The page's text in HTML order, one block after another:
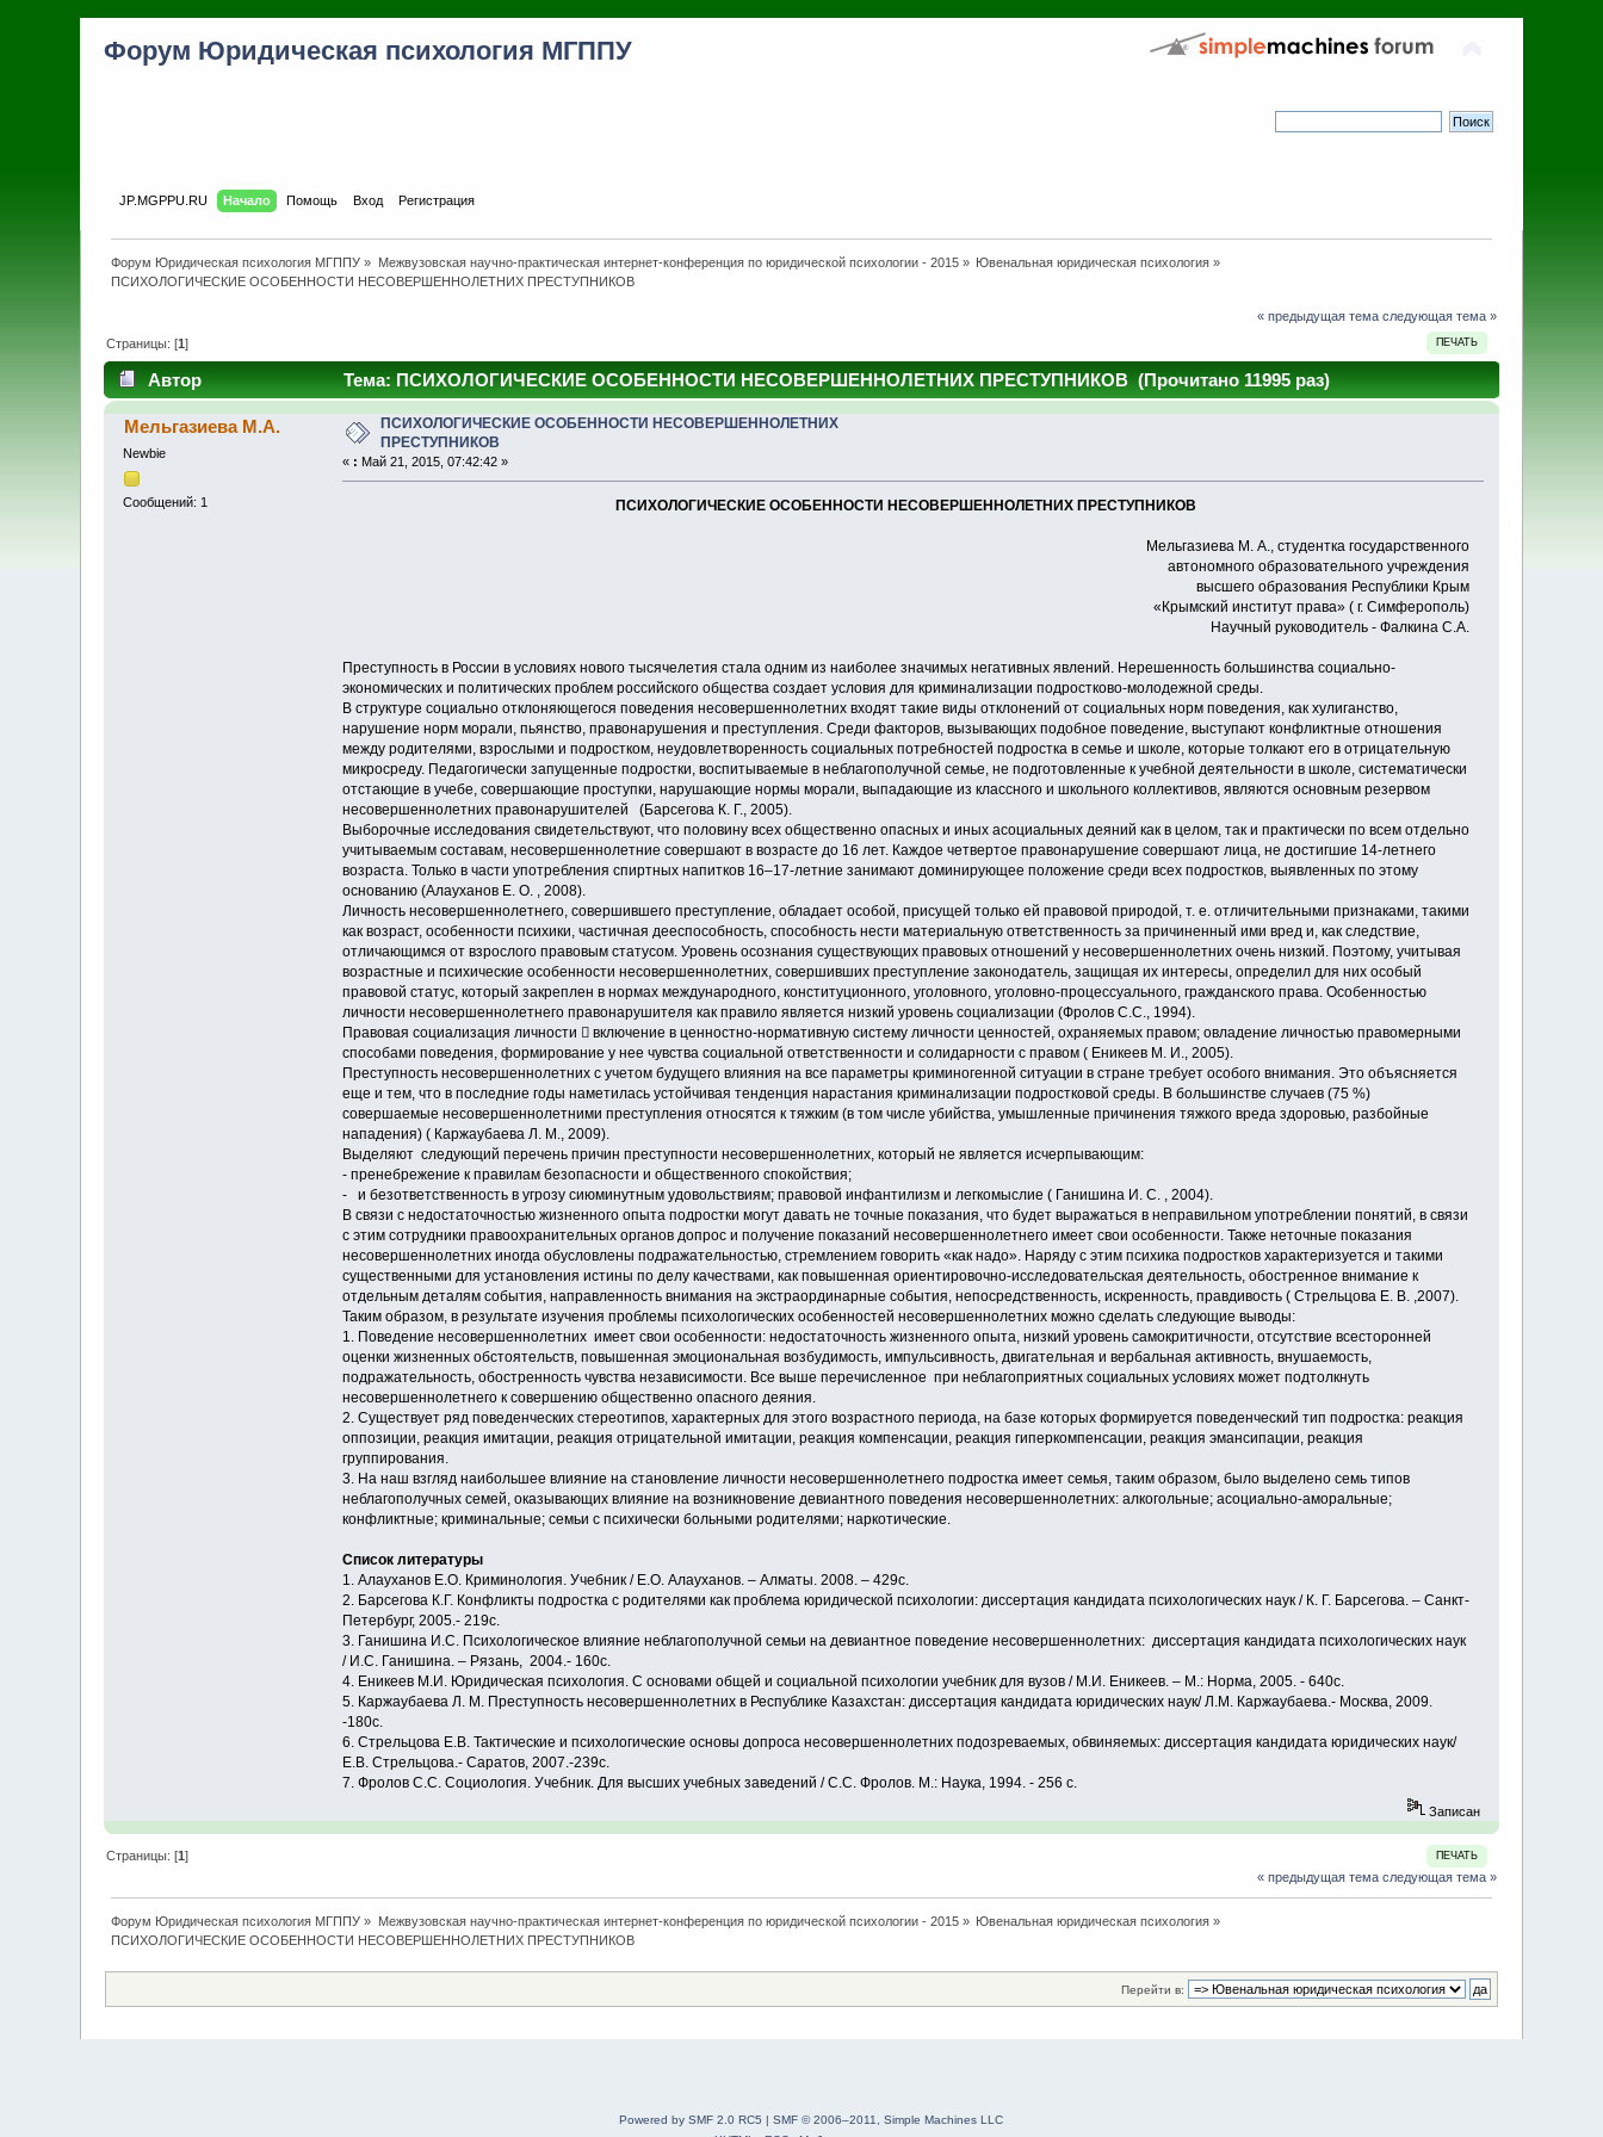
Форум Юридическая психология МГППУ
JP.MGPPU.RU Начало Помощь Вход Регистрация
Форум Юридическая психология МГППУ » Межвузовская научно-практическая интернет-конференция по юридической психологии - 2015» Ювенальная юридическая психология »
ПСИХОЛОГИЧЕСКИЕ ОСОБЕННОСТИ НЕСОВЕРШЕННОЛЕТНИХ ПРЕСТУПНИКОВ
« предыдущая тема следующая тема »
ПЕЧАТЬ
Страницы: [1]
Автор Тема: ПСИХОЛОГИЧЕСКИЕ ОСОБЕННОСТИ НЕСОВЕРШЕННОЛЕТНИХ ПРЕСТУПНИКОВ (Прочитано 11995 раз)
Мельгазиева М.А.
Newbie
Сообщений: 1
ПСИХОЛОГИЧЕСКИЕ ОСОБЕННОСТИ НЕСОВЕРШЕННОЛЕТНИХ
ПРЕСТУПНИКОВ
« : Май 21, 2015, 07:42:42 »
ПСИХОЛОГИЧЕСКИЕ ОСОБЕННОСТИ НЕСОВЕРШЕННОЛЕТНИХ ПРЕСТУПНИКОВ
Мельгазиева М. А., студентка государственного
автономного образовательного учреждения
высшего образования Республики Крым
«Крымский институт права» ( г. Симферополь)
Научный руководитель - Фалкина С.А.
Преступность в России в условиях нового тысячелетия стала одним из наиболее значимых негативных явлений. Нерешенность большинства социально-
экономических и политических проблем российского общества создает условия для криминализации подростково-молодежной среды.
В структуре социально отклоняющегося поведения несовершеннолетних входят такие виды отклонений от социальных норм поведения, как хулиганство,
нарушение норм морали, пьянство, правонарушения и преступления. Среди факторов, вызывающих подобное поведение, выступают конфликтные отношения
между родителями, взрослыми и подростком, неудовлетворенность социальных потребностей подростка в семье и школе, которые толкают его в отрицательную
микросреду. Педагогически запущенные подростки, воспитываемые в неблагополучной семье, не подготовленные к учебной деятельности в школе, систематически
отстающие в учебе, совершающие проступки, нарушающие нормы морали, выпадающие из классного и школьного коллективов, являются основным резервом
несовершеннолетних правонарушителей (Барсегова К. Г., 2005).
Выборочные исследования свидетельствуют, что половину всех общественно опасных и иных асоциальных деяний как в целом, так и практически по всем отдельно
учитываемым составам, несовершеннолетние совершают в возрасте до 16 лет. Каждое четвертое правонарушение совершают лица, не достигшие 14-летнего
возраста. Только в части употребления спиртных напитков 16–17-летние занимают доминирующее положение среди всех подростков, выявленных по этому
основанию (Алауханов Е. О. , 2008).
Личность несовершеннолетнего, совершившего преступление, обладает особой, присущей только ей правовой природой, т. е. отличительными признаками, такими
как возраст, особенности психики, частичная дееспособность, способность нести материальную ответственность за причиненный ими вред и, как следствие,
отличающимся от взрослого правовым статусом. Уровень осознания существующих правовых отношений у несовершеннолетних очень низкий. Поэтому, учитывая
возрастные и психические особенности несовершеннолетних, совершивших преступление законодатель, защищая их интересы, определил для них особый
правовой статус, который закреплен в нормах международного, конституционного, уголовного, уголовно-процессуального, гражданского права. Особенностью
личности несовершеннолетнего правонарушителя как правило является низкий уровень социализации (Фролов С.С., 1994).
Правовая социализация личности  включение в ценностно-нормативную систему личности ценностей, охраняемых правом; овладение личностью правомерными
способами поведения, формирование у нее чувства социальной ответственности и солидарности с правом ( Еникеев М. И., 2005).
Преступность несовершеннолетних с учетом будущего влияния на все параметры криминогенной ситуации в стране требует особого внимания. Это объясняется
еще и тем, что в последние годы наметилась устойчивая тенденция нарастания криминализации подростковой среды. В большинстве случаев (75 %)
совершаемые несовершеннолетними преступления относятся к тяжким (в том числе убийства, умышленные причинения тяжкого вреда здоровью, разбойные
нападения) ( Каржаубаева Л. М., 2009).
Выделяют следующий перечень причин преступности несовершеннолетних, который не является исчерпывающим:
- пренебрежение к правилам безопасности и общественного спокойствия;
- и безответственность в угрозу сиюминутным удовольствиям; правовой инфантилизм и легкомыслие ( Ганишина И. С. , 2004).
В связи с недостаточностью жизненного опыта подростки могут давать не точные показания, что будет выражаться в неправильном употреблении понятий, в связи
с этим сотрудники правоохранительных органов допрос и получение показаний несовершеннолетнего имеет свои особенности. Также неточные показания
несовершеннолетних иногда обусловлены подражательностью, стремлением говорить «как надо». Наряду с этим психика подростков характеризуется и такими
существенными для установления истины по делу качествами, как повышенная ориентировочно-исследовательская деятельность, обостренное внимание к
отдельным деталям события, направленность внимания на экстраординарные события, непосредственность, искренность, правдивость ( Стрельцова Е. В. ,2007).
Таким образом, в результате изучения проблемы психологических особенностей несовершеннолетних можно сделать следующие выводы:
1. Поведение несовершеннолетних имеет свои особенности: недостаточность жизненного опыта, низкий уровень самокритичности, отсутствие всесторонней
оценки жизненных обстоятельств, повышенная эмоциональная возбудимость, импульсивность, двигательная и вербальная активность, внушаемость,
подражательность, обостренность чувства независимости. Все выше перечисленное при неблагоприятных социальных условиях может подтолкнуть
несовершеннолетнего к совершению общественно опасного деяния.
2. Существует ряд поведенческих стереотипов, характерных для этого возрастного периода, на базе которых формируется поведенческий тип подростка: реакция
оппозиции, реакция имитации, реакция отрицательной имитации, реакция компенсации, реакция гиперкомпенсации, реакция эмансипации, реакция
группирования.
3. На наш взгляд наибольшее влияние на становление личности несовершеннолетнего подростка имеет семья, таким образом, было выделено семь типов
неблагополучных семей, оказывающих влияние на возникновение девиантного поведения несовершеннолетних: алкогольные; асоциально-аморальные;
конфликтные; криминальные; семьи с психически больными родителями; наркотические.
Список литературы
1. Алауханов Е.О. Криминология. Учебник / Е.О. Алауханов. – Алматы. 2008. – 429с.
2. Барсегова К.Г. Конфликты подростка с родителями как проблема юридической психологии: диссертация кандидата психологических наук / К. Г. Барсегова. – Санкт-
Петербург, 2005.- 219с.
3. Ганишина И.С. Психологическое влияние неблагополучной семьи на девиантное поведение несовершеннолетних: диссертация кандидата психологических наук
/ И.С. Ганишина. – Рязань, 2004.- 160с.
4. Еникеев М.И. Юридическая психология. С основами общей и социальной психологии учебник для вузов / М.И. Еникеев. – М.: Норма, 2005. - 640с.
5. Каржаубаева Л. М. Преступность несовершеннолетних в Республике Казахстан: диссертация кандидата юридических наук/ Л.М. Каржаубаева.- Москва, 2009.
-180с.
6. Стрельцова Е.В. Тактические и психологические основы допроса несовершеннолетних подозреваемых, обвиняемых: диссертация кандидата юридических наук/
Е.В. Стрельцова.- Саратов, 2007.-239с.
7. Фролов С.С. Социология. Учебник. Для высших учебных заведений / С.С. Фролов. М.: Наука, 1994. - 256 с.
Записан
ПЕЧАТЬ
Страницы: [1]
« предыдущая тема следующая тема »
Форум Юридическая психология МГППУ » Межвузовская научно-практическая интернет-конференция по юридической психологии - 2015» Ювенальная юридическая психология »
ПСИХОЛОГИЧЕСКИЕ ОСОБЕННОСТИ НЕСОВЕРШЕННОЛЕТНИХ ПРЕСТУПНИКОВ
Перейти в:
Powered by SMF 2.0 RC5
SMF © 2006–2011, Simple Machines LLC